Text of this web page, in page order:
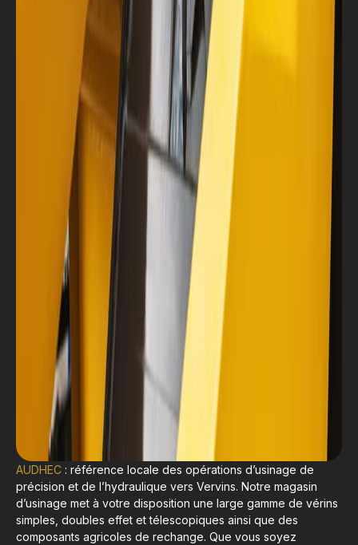
AUDHEC : référence locale des opérations d’usinage de
précision et de l’hydraulique vers Vervins. Notre magasin
d’usinage met à votre disposition une large gamme de vérins
simples, doubles effet et télescopiques ainsi que des
composants agricoles de rechange. Que vous soyez